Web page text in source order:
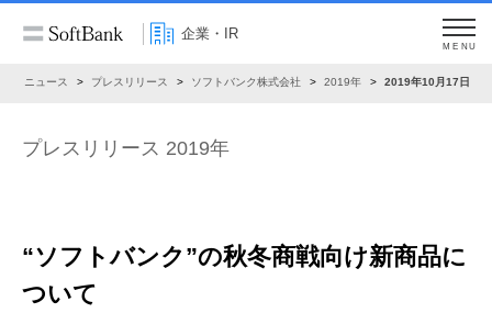
企業・IR
MENU
ニュース プレスリリース ソフトバンク株式会社 2019年 2019年10月17日
プレスリリース 2019年
“ソフトバンク”の秋冬商戦向け新商品に
ついて